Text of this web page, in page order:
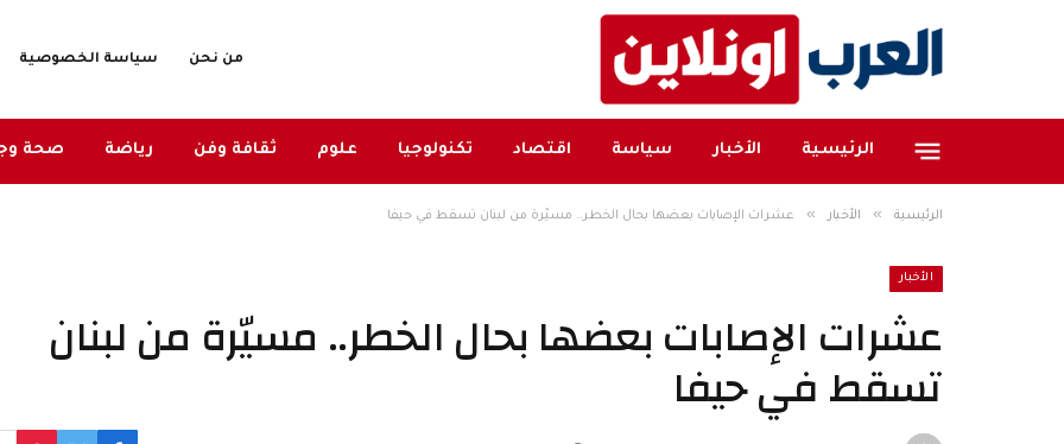
من نحن سياسة الخصوصية
الرئيسية الأخبار سياسة اقتصاد تكنولوجيا علوم ثقافة وفن رياضة صحة
الرئيسية » الأخبار » عشرات الإصابات بعضها بحال الخطر.. مسيّرة من لبنان تسقط في حيفا
الأخبار
عشرات الإصابات بعضها بحال الخطر.. مسيّرة من لبنان
تسقط في حيفا